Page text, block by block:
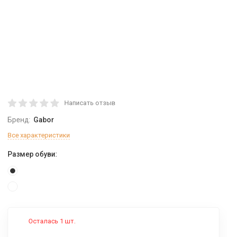
Написать отзыв
Бренд: Gabor
Все характеристики
Размер обуви:
Осталась 1 шт.